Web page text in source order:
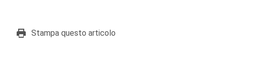
Stampa questo articolo